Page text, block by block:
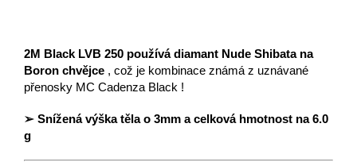
2M Black LVB 250 používá diamant Nude Shibata na
Boron chvějce , což je kombinace známá z uznávané
přenosky MC Cadenza Black !
➢ Snížená výška těla o 3mm a celková hmotnost na 6.0
g